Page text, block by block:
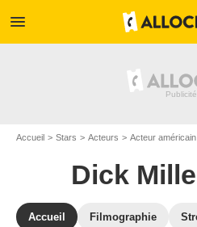
menu
Accueil Stars Acteurs Acteur américain
Dick
Accueil Filmographie